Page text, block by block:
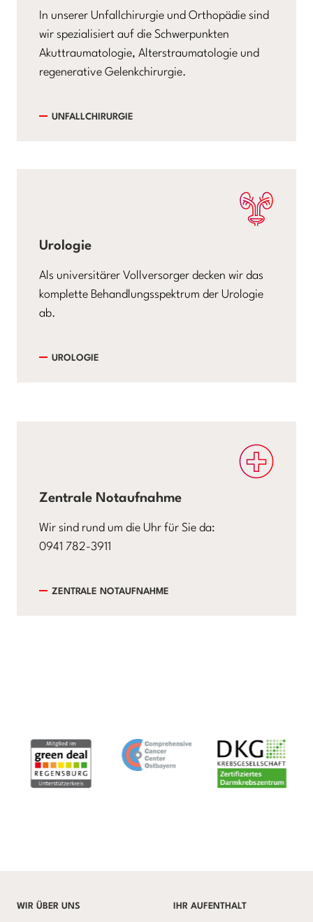
In unserer Unfallchirurgie und Orthopädie sind
wir spezialisiert auf die Schwerpunkten
Akuttraumatologie, Alterstraumatologie und
regenerative Gelenkchirurgie.
UNFALLCHIRURGIE
Urologie
Als universitärer Vollversorger decken wir das
komplette Behandlungsspektrum der Urologie
ab.
UROLOGIE
Zentrale Notaufnahme
Wir sind rund um die Uhr für Sie da:
0941 782-3911
ZENTRALE NOTAUFNAHME
WIR ÜBER UNS IHR AUFENTHALT